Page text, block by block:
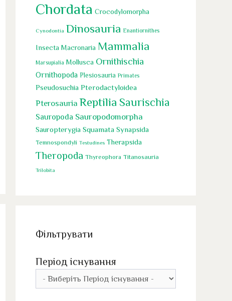
Chordata Crocodylomorpha
Cynodontia Dinosauria Enantiornithes
Insecta Macronaria Mammalia
Marsupialia Mollusca Ornithischia
Ornithopoda Plesiosauria Primates
Pseudosuchia Pterodactyloidea
Pterosauria Reptilia Saurischia
Sauropoda Sauropodomorpha
Sauropterygia Squamata Synapsida
Temnospondyli Testudines Therapsida
Theropoda Thyreophora Titanosauria
Trilobita
Фільтрувати
Період існування